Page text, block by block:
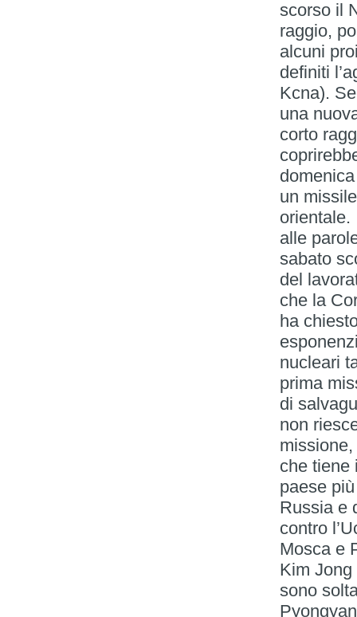
scorso il
raggio,
alcuni
definiti
Kcna).
una
corto
un
orientale.
alle
sabato
del
che la
ha
nucleari
prima
di
non
che tiene
paese
Russia e
contro
Mosca e
Kim
sono